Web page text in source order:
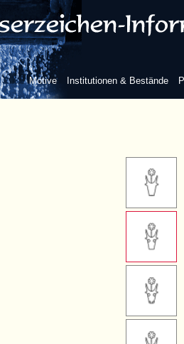
Motive Institutionen & Bestände
fünf
sechs